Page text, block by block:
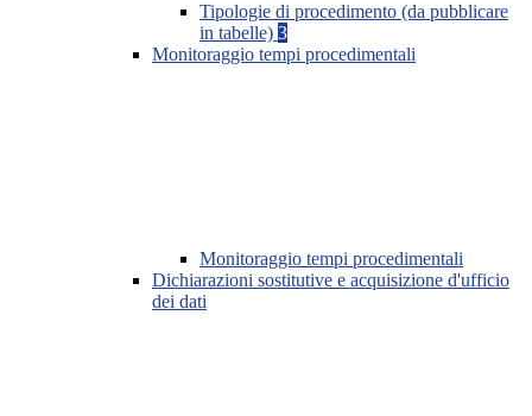
Tipologie di procedimento (da pubblicare
in tabelle) 3
Monitoraggio tempi procedimentali
Monitoraggio tempi procedimentali
Dichiarazioni sostitutive e acquisizione d'ufficio
dei dati